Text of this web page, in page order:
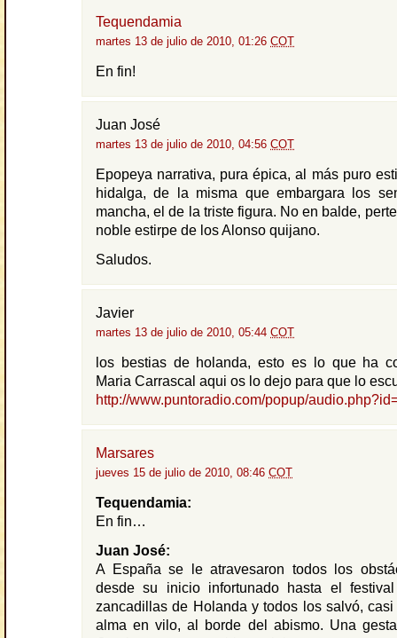
Tequendamia
martes 13 de julio de 2010, 01:26 COT
En fin!
Juan José
martes 13 de julio de 2010, 04:56 COT
Epopeya narrativa, pura épica, al más puro
hidalga, de la misma que embargara los
mancha, el de la triste figura. No en balde,
noble estirpe de los Alonso quijano.
Saludos.
Javier
martes 13 de julio de 2010, 05:44 COT
los bestias de holanda, esto es lo que ha
Maria Carrascal aqui os lo dejo para que lo
http://www.puntoradio.com/popup/
Marsares
jueves 15 de julio de 2010, 08:46 COT
Tequendamia:
En fin…
Juan José:
A España se le atravesaron todos los
desde su inicio infortunado hasta el
zancadillas de Holanda y todos los salvó,
alma en vilo, al borde del abismo. Una